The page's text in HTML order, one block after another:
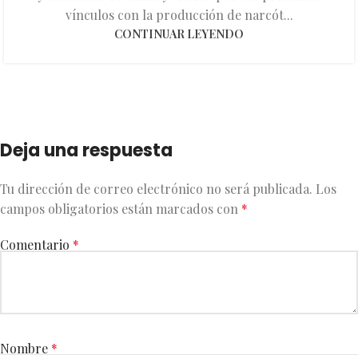
vínculos con la producción de narcót...
CONTINUAR LEYENDO
Deja una respuesta
Tu dirección de correo electrónico no será publicada. Los
campos obligatorios están marcados con *
Comentario *
Nombre *